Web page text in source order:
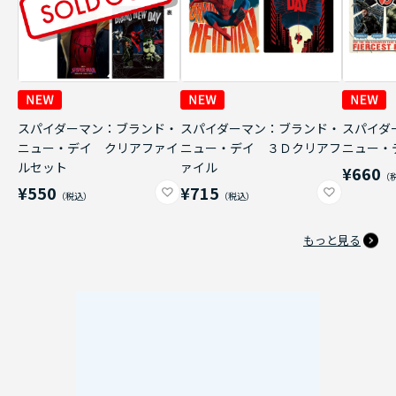
スパイダーマン：ブランド・
ニュー・デイ クリアファイ
ルセット
¥550
スパイダーマン：ブランド・
ニュー・デイ ３Ｄクリアフ
ァイル
¥715
スパイ
ニュー
¥660
もっと見る